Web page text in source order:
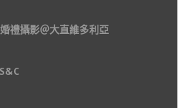
禮攝影＠大直維多利亞